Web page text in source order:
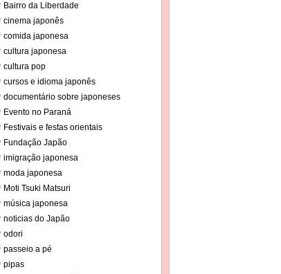
Bairro da Liberdade
cinema japonês
comida japonesa
cultura japonesa
cultura pop
cursos e idioma japonês
documentário sobre japoneses
Evento no Paraná
Festivais e festas orientais
Fundação Japão
imigração japonesa
moda japonesa
Moti Tsuki Matsuri
música japonesa
noticias do Japão
odori
passeio a pé
pipas